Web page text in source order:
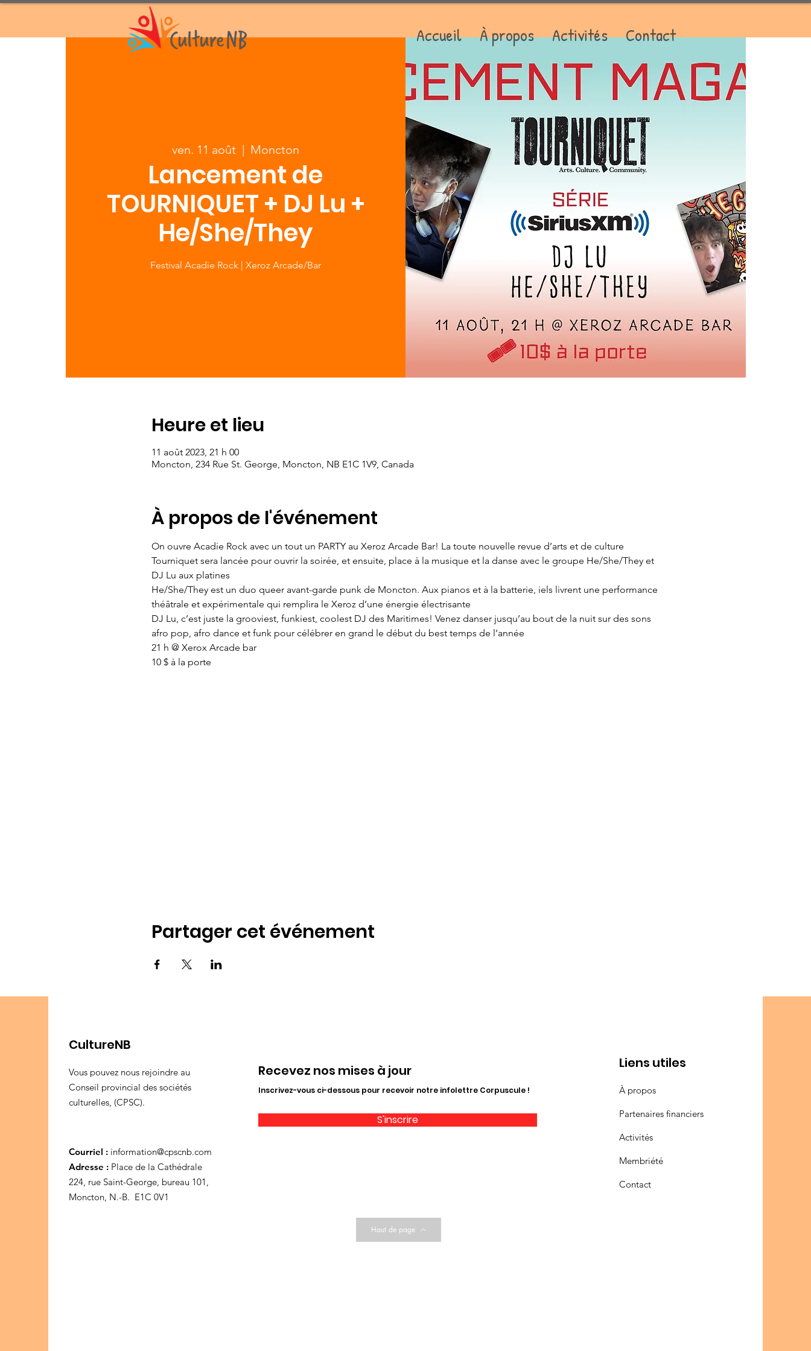
Accueil À propos Activités Contact
ven. 11 août
  |
Moncton
Lancement de
TOURNIQUET + DJ Lu +
He/She/They
Festival Acadie Rock | Xeroz Arcade/Bar
Heure et lieu
11 août 2023, 21 h 00
Moncton, 234 Rue St. George, Moncton, NB E1C 1V9, Canada
À propos de l'événement
On ouvre Acadie Rock avec un tout un PARTY au Xeroz Arcade Bar! La toute nouvelle revue d’arts et de culture
Tourniquet sera lancée pour ouvrir la soirée, et ensuite, place à la musique et la danse avec le groupe He/She/They et
DJ Lu aux platines
He/She/They est un duo queer avant-garde punk de Moncton. Aux pianos et à la batterie, iels livrent une performance
théâtrale et expérimentale qui remplira le Xeroz d’une énergie électrisante
DJ Lu, c’est juste la grooviest, funkiest, coolest DJ des Maritimes! Venez danser jusqu’au bout de la nuit sur des sons
afro pop, afro dance et funk pour célébrer en grand le début du best temps de l’année
21 h @ Xerox Arcade bar
10 $ à la porte
Partager cet événement
CultureNB
Vous pouvez nous rejoindre au
Conseil provincial des sociétés
culturelles, (CPSC).
Courriel : information@cpscnb.com
Adresse : Place de la Cathédrale
224, rue Saint-George, bureau 101,
Moncton, N.-B. E1C 0V1
Recevez nos mises à jour
Inscrivez-vous ci-dessous pour recevoir notre infolettre Corpuscule !
S'inscrire
Haut de page
Liens utiles
À propos
Partenaires financiers
Activités
Membriété
Contact